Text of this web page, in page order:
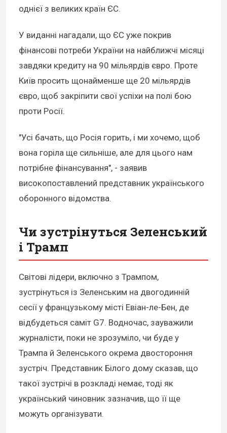
однієї з великих країн ЄС.
У виданні нагадали, що ЄС уже покрив
фінансові потреби України на найближчі місяці
завдяки кредиту на 90 мільярдів євро. Проте
Київ просить щонайменше ще 20 мільярдів
євро, щоб закріпити свої успіхи на полі бою
проти Росії.
"Усі бачать, що Росія горить, і ми хочемо, щоб
вона горіла ще сильніше, але для цього нам
потрібне фінансування", - заявив
високопоставлений представник українського
оборонного відомства.
Чи зустрінуться Зеленський
і Трамп
Світові лідери, включно з Трампом,
зустрінуться із Зеленським на двогодинній
сесії у французькому місті Евіан-ле-Бен, де
відбудеться саміт G7. Водночас, зауважили
журналісти, поки не зрозуміло, чи буде у
Трампа й Зеленського окрема двостороння
зустріч. Представник Білого дому сказав, що
такої зустрічі в розкладі немає, тоді як
український чиновник зазначив, що її ще
можуть організувати.